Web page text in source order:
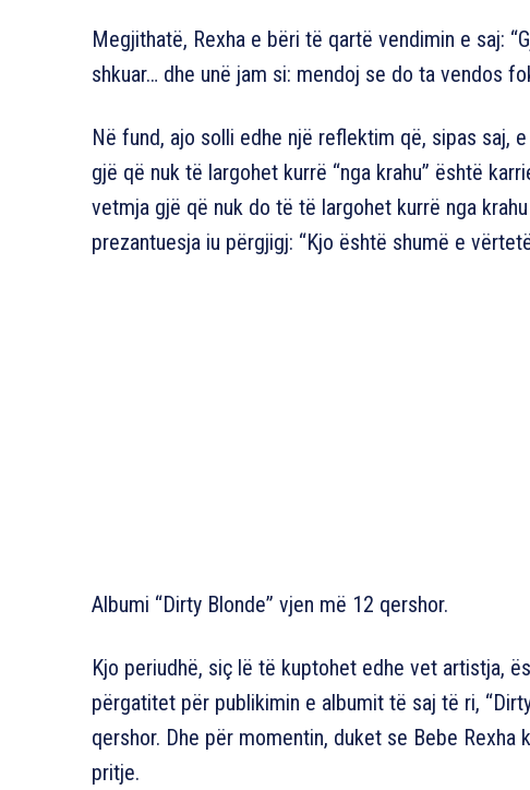
Megjithatë, Rexha e bëri të qartë vendimin e saj:
shkuar… dhe unë jam si: mendoj se do ta vendos
Në fund, ajo solli edhe një reflektim që, sipas saj,
gjë që nuk të largohet kurrë “nga krahu” është
vetmja gjë që nuk do të të largohet kurrë nga
prezantuesja iu përgjigj: “Kjo është shumë e
Albumi “Dirty Blonde” vjen më 12 qershor.
Kjo periudhë, siç lë të kuptohet edhe vet artistja,
përgatitet për publikimin e albumit të saj të ri,
qershor. Dhe për momentin, duket se Bebe Rexha
pritje.